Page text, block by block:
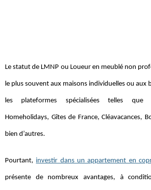
Le statut de LMNP ou Loueur en meublé non
le plus souvent aux maisons individuelles ou aux
les plateformes spécialisées telles que
Homeholidays, Gîtes de France, Cléavacances,
bien d’autres.
Pourtant, investir dans un appartement en
présente de nombreux avantages, à